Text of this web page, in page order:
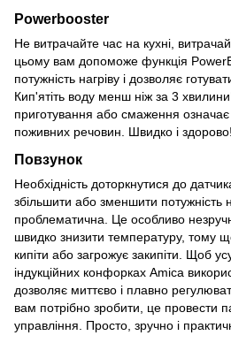
Powerbooster
Не витрачайте час на кухні,
цьому вам допоможе функція
потужність нагріву і дозволяє
Кип'ятіть воду менш ніж за 3
приготування або смаження
поживних речовин. Швидко і здорово!
Повзунок
Необхідність доторкнутися до
збільшити або зменшити потужність
проблематична. Це особливо
швидко знизити температуру, тому
кипіти або загрожує закипіти. Щоб
індукційних конфорках Amica
дозволяє миттєво і плавно
вам потрібно зробити, це провести
управління. Просто, зручно і